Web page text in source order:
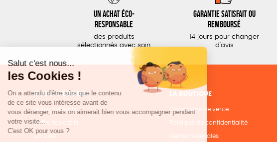
Un achat éco-
responsable
des produits
sélectionnés avec soin
Garantie satisfait ou
remboursé
14 jours pour changer
d'avis
NOS CATÉGORIES
Outils militants
Outils éducatifs
Librairie
LA BOUTIQUE
Conditions de vente
Politique de confidentialité
Mentions légales